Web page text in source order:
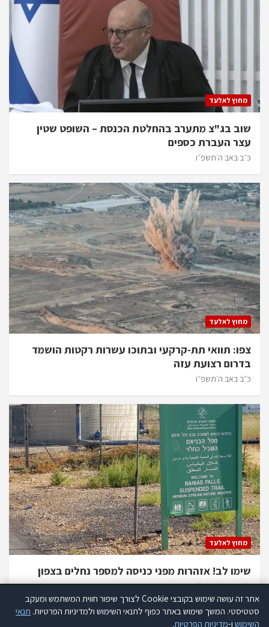
מחוץ לאלעד
שוב בג"צ מתערב בהחלטת הכנסת – השופט שטין
עצר העברת כספים
כ״ב באב ה׳תשפ״ו
מחוץ לאלעד
צפו: תוואי תת-קרקעי ובתוכו עשרות רקטות הושמד
בדרום רצועת עזה
כ״ב באב ה׳תשפ״ו
מחוץ לאלעד
שימו לב! אזהרות מפני כניסה למספר נחלים בצפון
כ״ב באב ה׳תשפ״ו
אתר זה עושה שימוש בקובצי Cookie לצורך שיפור חווית המשתמש ומעקב
סטטיסטי. המשך שימוש באתר כפוף לתנאי השימוש ולמדיניות הפרטיות. תנאי
השימוש ו-מדיניות הפרטיות.
אתר זה עושה שימוש בקוקיז לצורך שיפור חווית המשתמש ומעקב סטטיסטי.
קרא עוד